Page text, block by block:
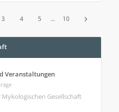
3 4 5 … 10
Veranstaltungen
Gesellschaft